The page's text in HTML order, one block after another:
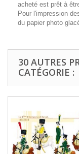
acheté est prêt à
Pour l'impression
du papier photo
30 AUTRES
CATÉGORIE :